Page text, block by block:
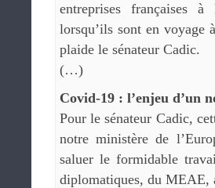
entreprises françaises
lorsqu’ils sont en voyage
plaide le sénateur Cadic.
(…)
Covid-19 : l’enjeu d’un
Pour le sénateur Cadic,
notre ministère de
saluer le formidable
diplomatiques, du MEAE,